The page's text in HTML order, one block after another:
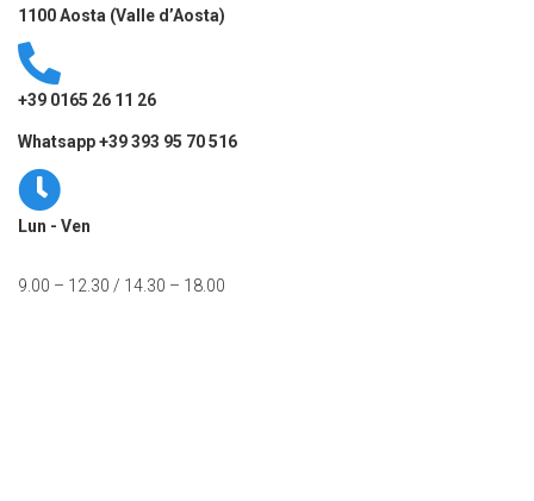
1100 Aosta (Valle d’Aosta)
+39 0165 26 11 26
Whatsapp +39 393 95 70 516
Lun - Ven
9.00 – 12.30 / 14.30 – 18.00